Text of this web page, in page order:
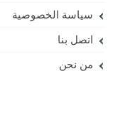
سياسة الخصوصية
اتصل بنا
من نحن